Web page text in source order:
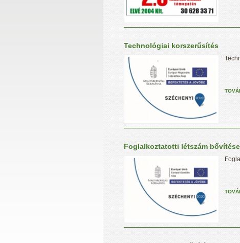
Technológiai korszerűsítés
Foglalkoztatotti létszám